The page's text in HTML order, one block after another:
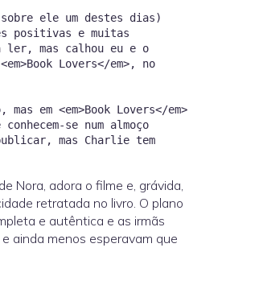
ele um destes dias)
positivas e muitas
ler, mas calhou eu e o
Lovers</em>, no
em <em>Book Lovers</em>
se num almoço
mas Charlie tem
Nora, adora o filme e, grávida,
retratada no livro. O plano
e autêntica e as irmãs
ainda menos esperavam que